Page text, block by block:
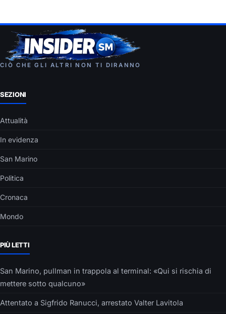
CIÒ CHE GLI ALTRI NON TI DIRANNO
SEZIONI
Attualità
In evidenza
San Marino
Politica
Cronaca
Mondo
PIÙ LETTI
San Marino, pullman in trappola al terminal: «Qui si rischia di
mettere sotto qualcuno»
Attentato a Sigfrido Ranucci, arrestato Valter Lavitola